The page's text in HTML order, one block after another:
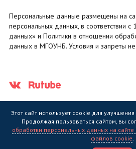
Персональные данные размещены на
персональных данных, в соответствии
данных» и Политики в отношении
данных в МГОУНБ. Условия и запреты не
Государственное областное
Этот сайт использует cookie для
Продолжая пользоваться сайтом, вы
обработки персональных данных на
файлов cookie.